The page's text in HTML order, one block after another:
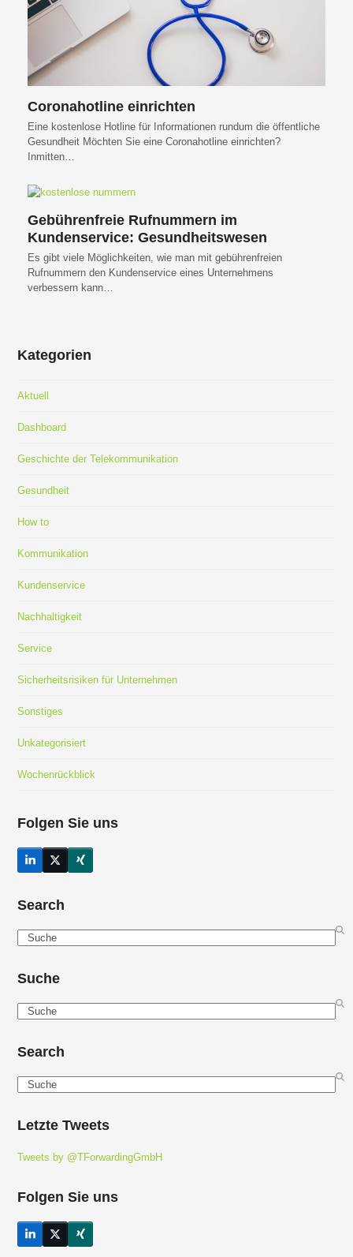
Coronahotline einrichten
Eine kostenlose Hotline für Informationen rundum die öffentliche
Gesundheit Möchten Sie eine Coronahotline einrichten?
Inmitten…
Gebührenfreie Rufnummern im
Kundenservice: Gesundheitswesen
Es gibt viele Möglichkeiten, wie man mit gebührenfreien
Rufnummern den Kundenservice eines Unternehmens
verbessern kann…
Kategorien
Aktuell
Dashboard
Geschichte der Telekommunikation
Gesundheit
How to
Kommunikation
Kundenservice
Nachhaltigkeit
Service
Sicherheitsrisiken für Unternehmen
Sonstiges
Unkategorisiert
Wochenrückblick
Folgen Sie uns
LinkedInTwitter
(deprecated)
Xing
Search
Search
Suche
Search
Search
Search
Letzte Tweets
Tweets by @TForwardingGmbH
Folgen Sie uns
LinkedInTwitter
(deprecated)
Xing